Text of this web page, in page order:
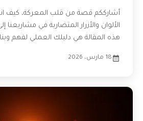
أشارككم قصة من قلب المعركة، كيف
الألوان والأزرار المتضاربة في مشاريعنا
هذه المقالة هي دليلك العملي لفهم
18 مارس، 2026